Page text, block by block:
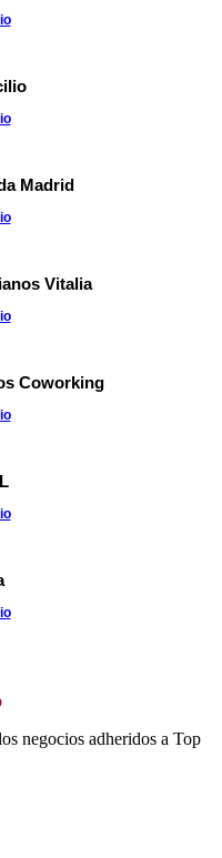
Madrid
Vitalia
Coworking
negocios adheridos a Top